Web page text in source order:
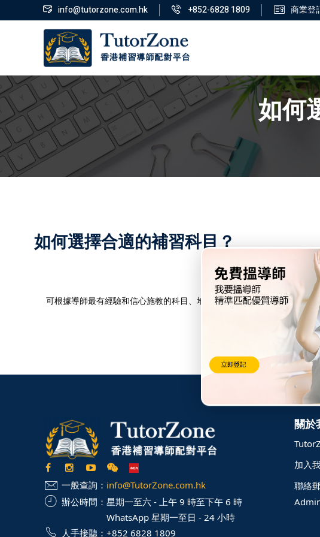
info@tutorzone.com.hk +852-6828 1809 商業登
如何
如何選擇合適的補習科目？
可根據導師最有經驗和信心施教的科目、地區、時間等因素選擇合適的個
一般查詢： info@TutorZone.com.hk
辦公時間： 星期一至六 - 上午 9 時至下午 6 時
WhatsApp 星期一至日 - 24 小時
人手接聽： +852 6828 1809
關於
加入
聯絡
記